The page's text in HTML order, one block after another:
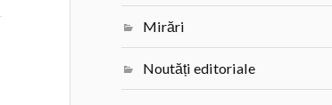
Mirări
Noutăți editoriale